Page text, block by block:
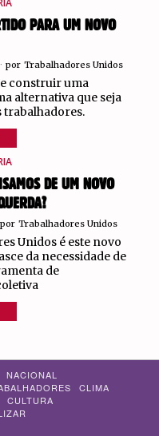
PARA UM NOVO
por Trabalhadores Unidos
construir uma
alternativa que seja
trabalhadores.
DE UM NOVO
por Trabalhadores Unidos
Unidos é este novo
da necessidade de
de
NACIONAL
CLIMA
CULTURA